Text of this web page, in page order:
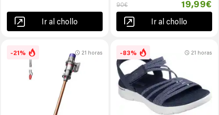
Ir al chollo
90€
19,99€
Ir al chollo
-21% 21 horas -83% 21 horas